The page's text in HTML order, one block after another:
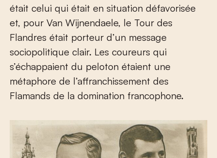
était celui qui était en situation défavorisée
et, pour Van Wijnendaele, le Tour des
Flandres était porteur d’un message
sociopolitique clair. Les coureurs qui
s’échappaient du peloton étaient une
métaphore de l’affranchissement des
Flamands de la domination francophone.